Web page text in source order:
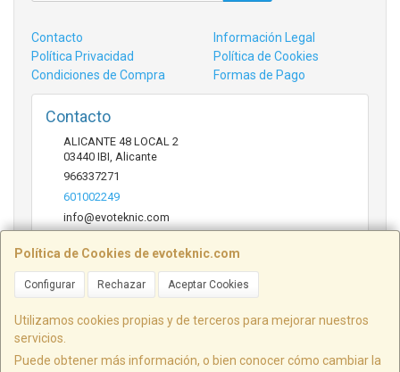
Política de Cookies de evoteknic.com
Configurar Rechazar Aceptar Cookies
Utilizamos cookies propias y de terceros para mejorar nuestros
servicios.
Puede obtener más información, o bien conocer cómo cambiar la
Contacto
Información Legal
Política Privacidad
Política de Cookies
Condiciones de Compra
Formas de Pago
Contacto
ALICANTE 48 LOCAL 2
03440 IBI Alicante
966337271
601002249
info@evoteknic.com
Horario
ALICANTE 48 LOCAL 2, 03440, Alicante, España. - C.I.F.: B54578497 - Tfno: